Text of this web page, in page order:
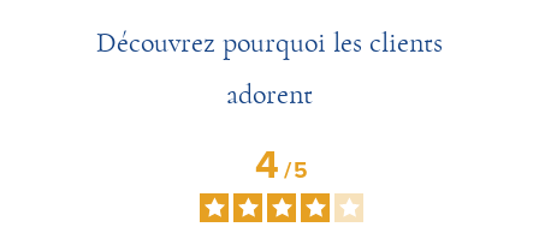
Découvrez pourquoi les clients
adorent
4/5